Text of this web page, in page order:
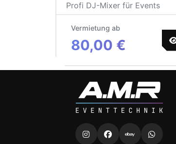
Profi DJ-Mixer für Events
Vermietung ab
80,00 €